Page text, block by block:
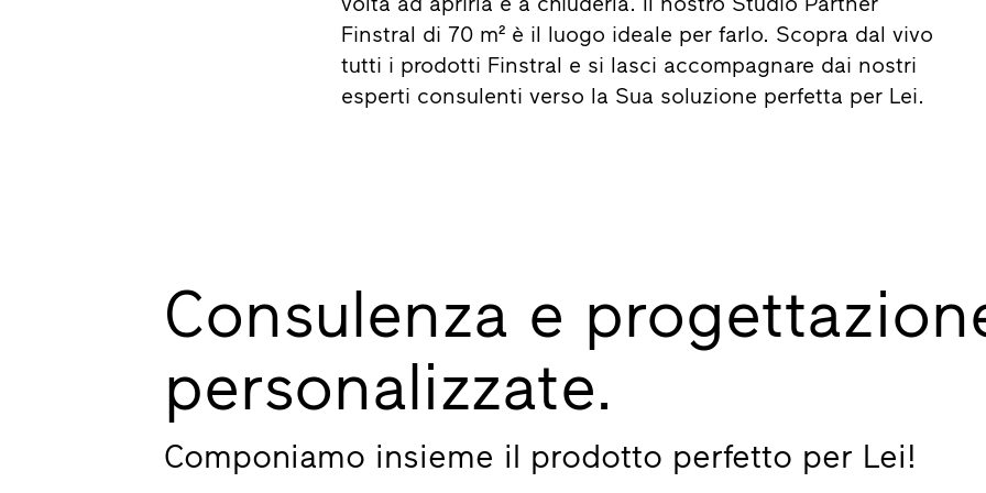
Finstral di 70 m² è il luogo ideale per farlo. Scopra dal vivo
tutti i prodotti Finstral e si lasci accompagnare dai nostri
esperti consulenti verso la Sua soluzione perfetta per Lei.
Consulenza e
personalizzate.
Componiamo insieme il prodotto perfetto per Lei!